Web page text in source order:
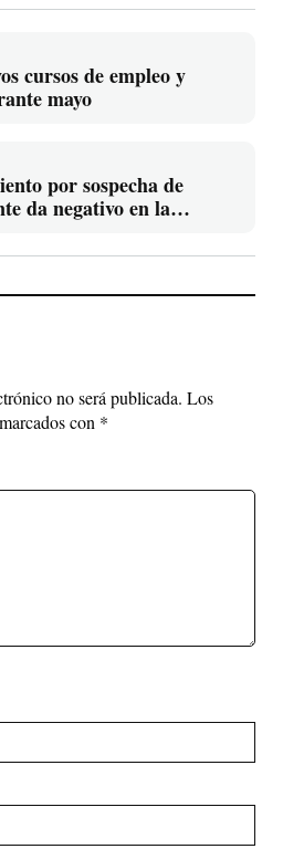
cursos de empleo y
mayo
por sospecha de
da negativo en la
no será publicada. Los
con *